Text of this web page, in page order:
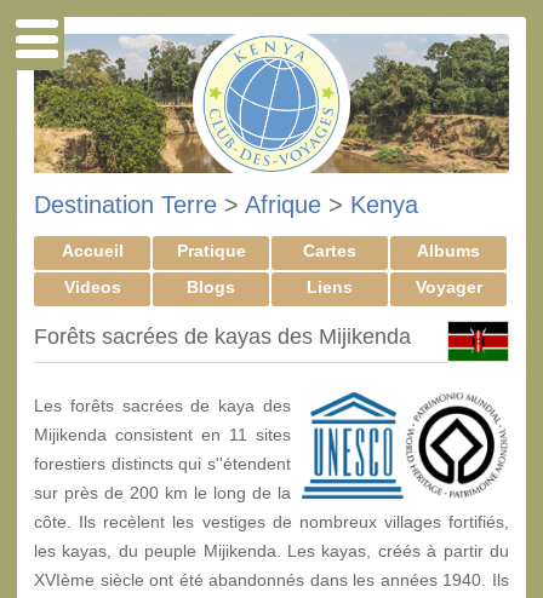
Destination Terre > Afrique > Kenya
Accueil Pratique Cartes
Albums
Videos
Blogs Liens Voyager
Forêts sacrées de kayas des Mijikenda
Les forêts sacrées de kaya des
Mijikenda consistent en 11 sites
forestiers distincts qui s''étendent
sur près de 200 km le long de la
côte. Ils recèlent les vestiges de nombreux villages fortifiés,
les kayas, du peuple Mijikenda. Les kayas, créés à partir du
XVIème siècle ont été abandonnés dans les années 1940. Ils